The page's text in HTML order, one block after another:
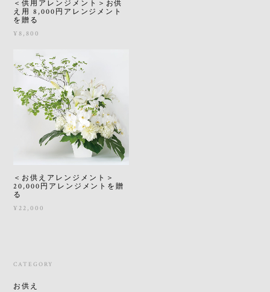
＜供用アレンジメント＞お供
え用 8,000円アレンジメント
を贈る
¥8,800
＜お供えアレンジメント＞
20,000円アレンジメントを贈
る
¥22,000
CATEGORY
お供え